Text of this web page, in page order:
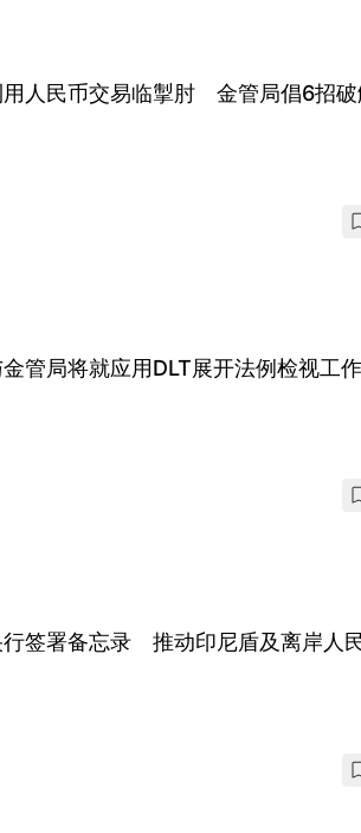
人民币交易临掣肘 金管局倡6招破
管局将就应用DLT展开法例检视工作
签署备忘录 推动印尼盾及离岸人